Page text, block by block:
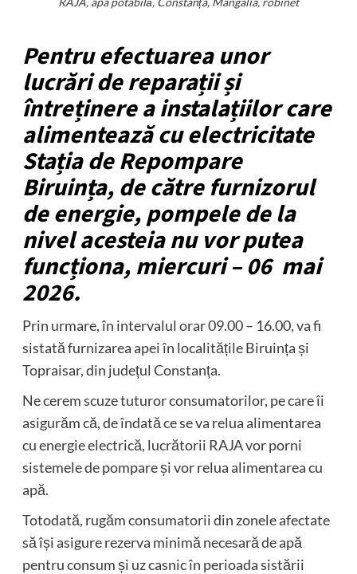
Pentru efectuarea unor
lucrări de reparații și
întreținere a instalațiilor care
alimentează cu electricitate
Stația de Repompare
Biruința, de către furnizorul
de energie, pompele de la
nivel acesteia nu vor putea
funcționa, miercuri – 06 mai
2026.
Prin urmare, în intervalul orar 09.00 – 16.00, va fi
sistată furnizarea apei în localitățile Biruința și
Topraisar, din județul Constanța.
Ne cerem scuze tuturor consumatorilor, pe care îi
asigurăm că, de îndată ce se va relua alimentarea
cu energie electrică, lucrătorii RAJA vor porni
sistemele de pompare și vor relua alimentarea cu
apă.
Totodată, rugăm consumatorii din zonele afectate
să își asigure rezerva minimă necesară de apă
pentru consum și uz casnic în perioada sistării